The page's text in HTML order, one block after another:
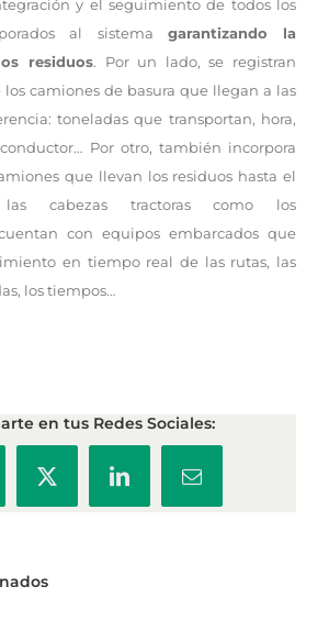
y el seguimiento de todos los
al sistema garantizando la
residuos. Por un lado, se registran
los camiones de basura que llegan a las
toneladas que transportan, hora,
Por otro, también incorpora
que llevan los residuos hasta el
las cabezas tractoras como los
con equipos embarcados que
en tiempo real de las rutas, las
los tiempos…
en tus Redes Sociales:
X LinkedInCorreo
electrónico